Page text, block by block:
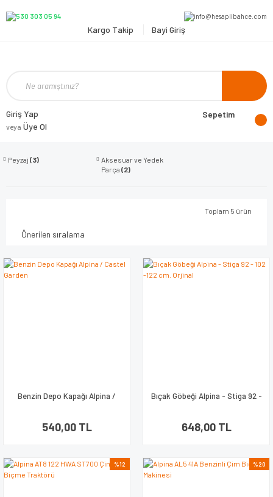
Kargo Takip Bayi Giriş
Giriş Yap
veya Üye Ol
Sepetim
Peyzaj (3)
Aksesuar ve Yedek
Parça (2)
Toplam 5 ürün
Benzin Depo Kapağı Alpina /
540,00 TL
Bıçak Göbeği Alpina - Stiga 92 -
648,00 TL
%12 %20